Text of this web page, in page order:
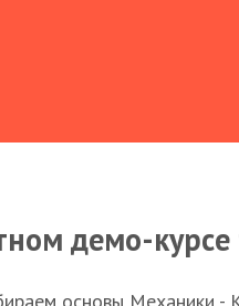
демо-
основы Механики -